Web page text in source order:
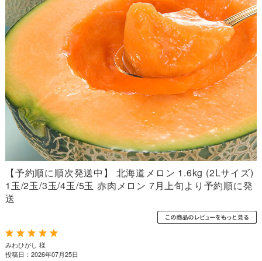
【予約順に順次発送中】 北海道メロン 1.6kg (2Lサイズ)
1玉/2玉/3玉/4玉/5玉 赤肉メロン 7月上旬より予約順に発
送
みわひがし 様
投稿日：2026年07月25日